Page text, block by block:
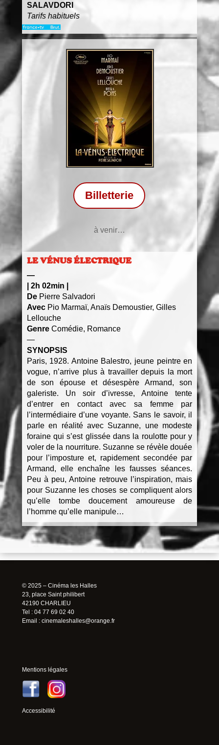
SALAVDORI
Tarifs habituels
Billetterie
à venir…
LE VÉNUS ÉLECTRIQUE
—
2h 02min
DePierre Salvadori
AvecPio Marmaï, Anaïs Demoustier, Gilles
Lellouche
GenreComédie, Romance
—
SYNOPSIS
Paris, 1928. Antoine Balestro, jeune peintre en
vogue, n’arrive plus à travailler depuis la mort
de son épouse et désespère Armand, son
galeriste. Un soir d’ivresse, Antoine tente
d’entrer en contact avec sa femme par
l’intermédiaire d’une voyante. Sans le savoir, il
parle en réalité avec Suzanne, une modeste
foraine qui s’est glissée dans la roulotte pour y
voler de la nourriture. Suzanne se révèle douée
pour l’imposture et, rapidement secondée par
Armand, elle enchaîne les fausses séances.
Peu à peu, Antoine retrouve l’inspiration, mais
pour Suzanne les choses se compliquent alors
qu’elle tombe doucement amoureuse de
l’homme qu’elle manipule…
© 2025 – Cinéma les Halles
23, place Saint philibert
42190 CHARLIEU
Tel : 04 77 69 02 40
Email : cinemaleshalles@orange.fr
Mentions légales
Accessibilité